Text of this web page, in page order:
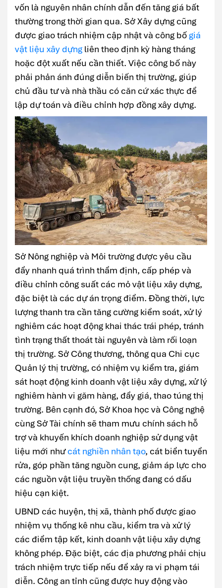
vốn là nguyên nhân chính dẫn đến tăng giá bất
thường trong thời gian qua. Sở Xây dựng cũng
được giao trách nhiệm cập nhật và công bố giá
vật liệu xây dựng liên theo định kỳ hàng tháng
hoặc đột xuất nếu cần thiết. Việc công bố này
phải phản ánh đúng diễn biến thị trường, giúp
chủ đầu tư và nhà thầu có căn cứ xác thực để
lập dự toán và điều chỉnh hợp đồng xây dựng.
Sở Nông nghiệp và Môi trường được yêu cầu
đẩy nhanh quá trình thẩm định, cấp phép và
điều chỉnh công suất các mỏ vật liệu xây dựng,
đặc biệt là các dự án trọng điểm. Đồng thời, lực
lượng thanh tra cần tăng cường kiểm soát, xử lý
nghiêm các hoạt động khai thác trái phép, tránh
tình trạng thất thoát tài nguyên và làm rối loạn
thị trường. Sở Công thương, thông qua Chi cục
Quản lý thị trường, có nhiệm vụ kiểm tra, giám
sát hoạt động kinh doanh vật liệu xây dựng, xử lý
nghiêm hành vi găm hàng, đẩy giá, thao túng thị
trường. Bên cạnh đó, Sở Khoa học và Công nghệ
cùng Sở Tài chính sẽ tham mưu chính sách hỗ
trợ và khuyến khích doanh nghiệp sử dụng vật
liệu mới nhưcát nghiền nhân tạo, cát biển tuyển
rửa, góp phần tăng nguồn cung, giảm áp lực cho
các nguồn vật liệu truyền thống đang có dấu
hiệu cạn kiệt.
UBND các huyện, thị xã, thành phố được giao
nhiệm vụ thống kê nhu cầu, kiểm tra và xử lý
các điểm tập kết, kinh doanh vật liệu xây dựng
không phép. Đặc biệt, các địa phương phải chịu
trách nhiệm trực tiếp nếu để xảy ra vi phạm tái
diễn. Công an tỉnh cũng được huy động vào